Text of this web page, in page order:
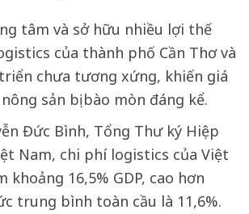
tâm và sở hữu nhiều lợi thế
của thành phố Cần Thơ và
chưa tương xứng, khiến giá
sản bị bào mòn đáng kể.
Đức Bình, Tổng Thư ký Hiệp
Nam, chi phí logistics của Việt
khoảng 16,5% GDP, cao hơn
trung bình toàn cầu là 11,6%.